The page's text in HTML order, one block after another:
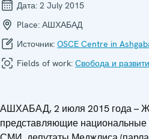
Дата: 2 July 2015
Place: АШХАБАД
Источник: OSCE Centre in
Fields of work: Свобода и
АШХАБАД, 2 июля 2015 года –
представляющие